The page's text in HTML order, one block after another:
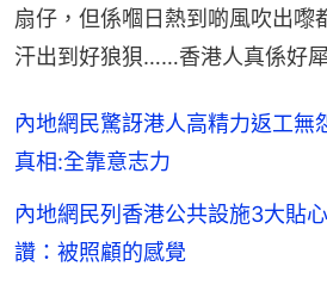
扇仔，但係嗰日熱到啲風吹出嚟
汗出到好狼狽……香港人真係好
內地網民驚訝港人高精力返工
真相:全靠意志力
內地網民列香港公共設施3大貼
讚：被照顧的感覺